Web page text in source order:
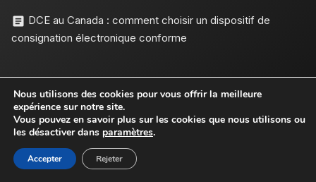
DCE au Canada : comment choisir un dispositif de
consignation électronique conforme
Catégories
Transport (69)
RH(26)
Nous utilisons des cookies pour vous offrir la meilleure
expérience sur notre site.
Vous pouvez en savoir plus sur les cookies que nous utilisons ou
les désactiver dans paramètres.
Accepter Rejeter